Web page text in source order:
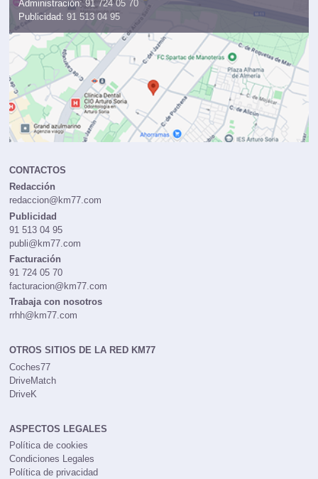
Administración: 91 724 05 70
Publicidad: 91 513 04 95
CONTACTOS
Redacción
redaccion@km77.com
Publicidad
91 513 04 95
publi@km77.com
Facturación
91 724 05 70
facturacion@km77.com
Trabaja con nosotros
rrhh@km77.com
OTROS SITIOS DE LA RED KM77
Coches77
DriveMatch
DriveK
ASPECTOS LEGALES
Política de cookies
Condiciones Legales
Política de privacidad